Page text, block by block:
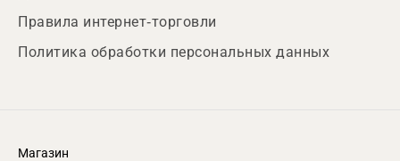
Правила интернет-торговли
Политика обработки персональных данных
Магазин